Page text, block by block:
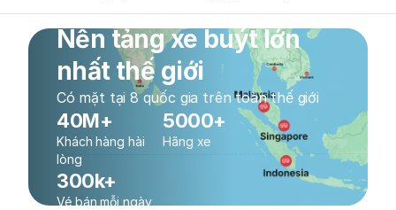
Nền tảng xe buýt lớn
nhất thế giới
Có mặt tại 8 quốc gia trên toàn thế giới
40M+
Khách hàng hài
lòng
5000+
Hãng xe
300k+
Vé bán mỗi ngày